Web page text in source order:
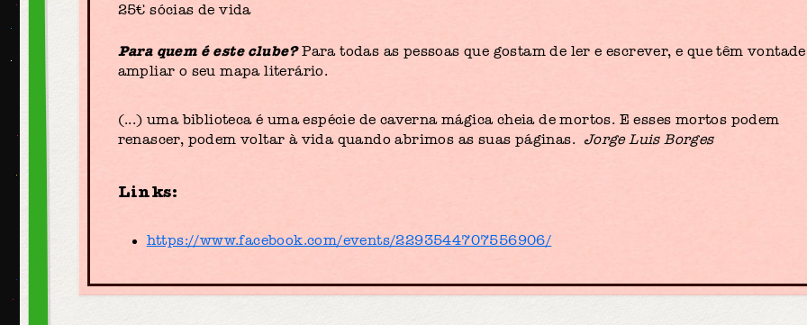
25€ sócias de vida
Para quem é este clube?Para todas as pessoas que gostam de ler e escrever, e que têm
ampliar o seu mapa literário.
(...) uma biblioteca é uma espécie de caverna mágica cheia de mortos. E esses mortos podem
renascer, podem voltar à vida quando abrimos as suas páginas. Jorge Luis Borges
Links:
https://www.facebook.com/events/2293544707556906/